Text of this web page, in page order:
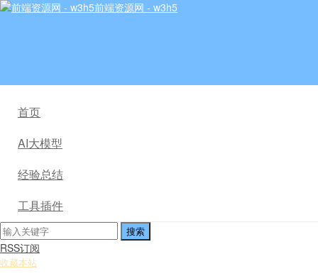
前端资源网 - w3h5
首页
AI大模型
经验总结
工具插件
RSS订阅
收藏本站